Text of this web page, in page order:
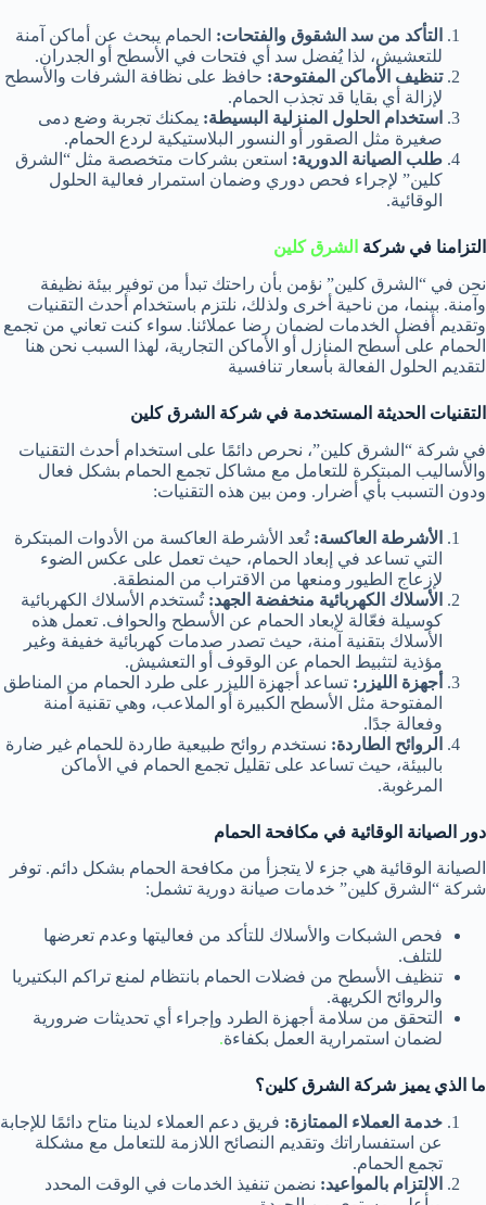
التأكد من سد الشقوق والفتحات: الحمام يبحث عن أماكن آمنة
للتعشيش، لذا يُفضل سد أي فتحات في الأسطح أو الجدران.
تنظيف الأماكن المفتوحة: حافظ على نظافة الشرفات والأسطح
لإزالة أي بقايا قد تجذب الحمام.
استخدام الحلول المنزلية البسيطة: يمكنك تجربة وضع دمى
صغيرة مثل الصقور أو النسور البلاستيكية لردع الحمام.
طلب الصيانة الدورية: استعن بشركات متخصصة مثل “الشرق
كلين” لإجراء فحص دوري وضمان استمرار فعالية الحلول
الوقائية.
التزامنا في شركة الشرق كلين
نحن في “الشرق كلين” نؤمن بأن راحتك تبدأ من توفير بيئة نظيفة
وآمنة. بينما، من ناحية أخرى ولذلك، نلتزم باستخدام أحدث التقنيات
وتقديم أفضل الخدمات لضمان رضا عملائنا. سواء كنت تعاني من تجمع
الحمام على أسطح المنازل أو الأماكن التجارية، لهذا السبب نحن هنا
لتقديم الحلول الفعالة بأسعار تنافسية
التقنيات الحديثة المستخدمة في شركة الشرق كلين
في شركة “الشرق كلين”، نحرص دائمًا على استخدام أحدث التقنيات
والأساليب المبتكرة للتعامل مع مشاكل تجمع الحمام بشكل فعال
ودون التسبب بأي أضرار. ومن بين هذه التقنيات:
الأشرطة العاكسة: تُعد الأشرطة العاكسة من الأدوات المبتكرة
التي تساعد في إبعاد الحمام، حيث تعمل على عكس الضوء
لإزعاج الطيور ومنعها من الاقتراب من المنطقة.
الأسلاك الكهربائية منخفضة الجهد: تُستخدم الأسلاك الكهربائية
كوسيلة فعّالة لإبعاد الحمام عن الأسطح والحواف. تعمل هذه
الأسلاك بتقنية آمنة، حيث تصدر صدمات كهربائية خفيفة وغير
مؤذية لتثبيط الحمام عن الوقوف أو التعشيش.
أجهزة الليزر: تساعد أجهزة الليزر على طرد الحمام من المناطق
المفتوحة مثل الأسطح الكبيرة أو الملاعب، وهي تقنية آمنة
وفعالة جدًا.
الروائح الطاردة: نستخدم روائح طبيعية طاردة للحمام غير ضارة
بالبيئة، حيث تساعد على تقليل تجمع الحمام في الأماكن
المرغوبة.
دور الصيانة الوقائية في مكافحة الحمام
الصيانة الوقائية هي جزء لا يتجزأ من مكافحة الحمام بشكل دائم. توفر
شركة “الشرق كلين” خدمات صيانة دورية تشمل:
فحص الشبكات والأسلاك للتأكد من فعاليتها وعدم تعرضها
للتلف.
تنظيف الأسطح من فضلات الحمام بانتظام لمنع تراكم البكتيريا
والروائح الكريهة.
التحقق من سلامة أجهزة الطرد وإجراء أي تحديثات ضرورية
لضمان استمرارية العمل بكفاءة.
ما الذي يميز شركة الشرق كلين؟
خدمة العملاء الممتازة: فريق دعم العملاء لدينا متاح دائمًا للإجابة
عن استفساراتك وتقديم النصائح اللازمة للتعامل مع مشكلة
تجمع الحمام.
الالتزام بالمواعيد: نضمن تنفيذ الخدمات في الوقت المحدد